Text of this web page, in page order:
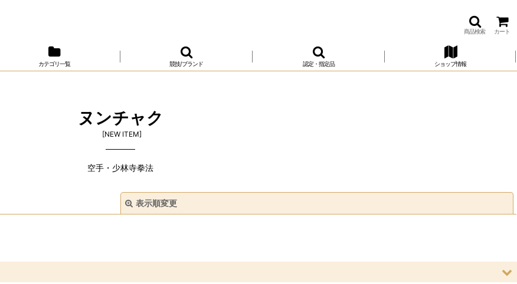
商品検索 カート
カテゴリ一覧 競技/ブランド 認定・指定品 ショップ情報
ヌンチャク
[NEW ITEM]
空手・少林寺拳法
表示順変更